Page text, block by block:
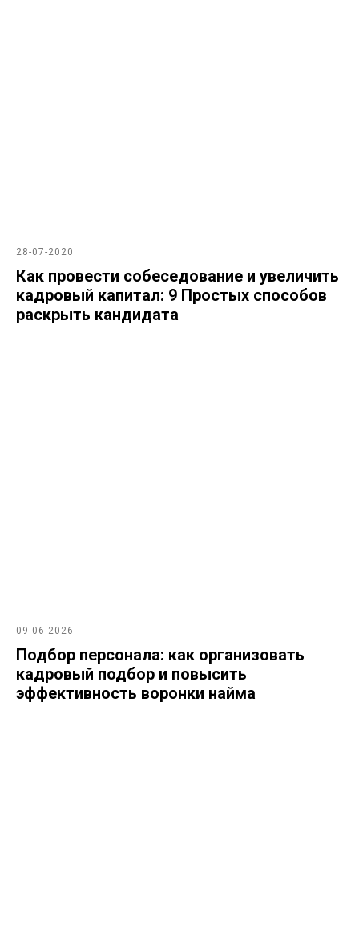
28-07-2020
Как провести собеседование и увеличить
кадровый капитал: 9 Простых способов
раскрыть кандидата
09-06-2026
Подбор персонала: как организовать
кадровый подбор и повысить
эффективность воронки найма